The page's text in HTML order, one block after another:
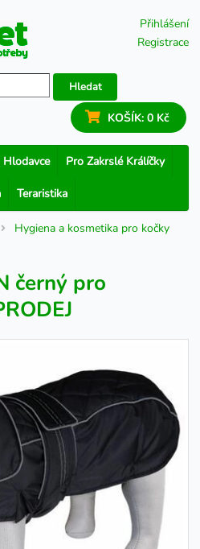
Přihlášení
Registrace
Hledat
KOŠÍK: 0 Kč
Hlodavce Pro Zakrslé Králíčky
Teraristika
Hygiena a kosmetika pro kočky
černý pro